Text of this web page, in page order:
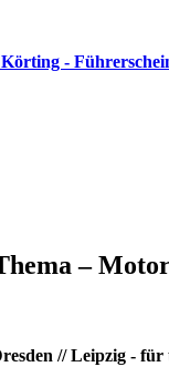
–
// Leipzig - für